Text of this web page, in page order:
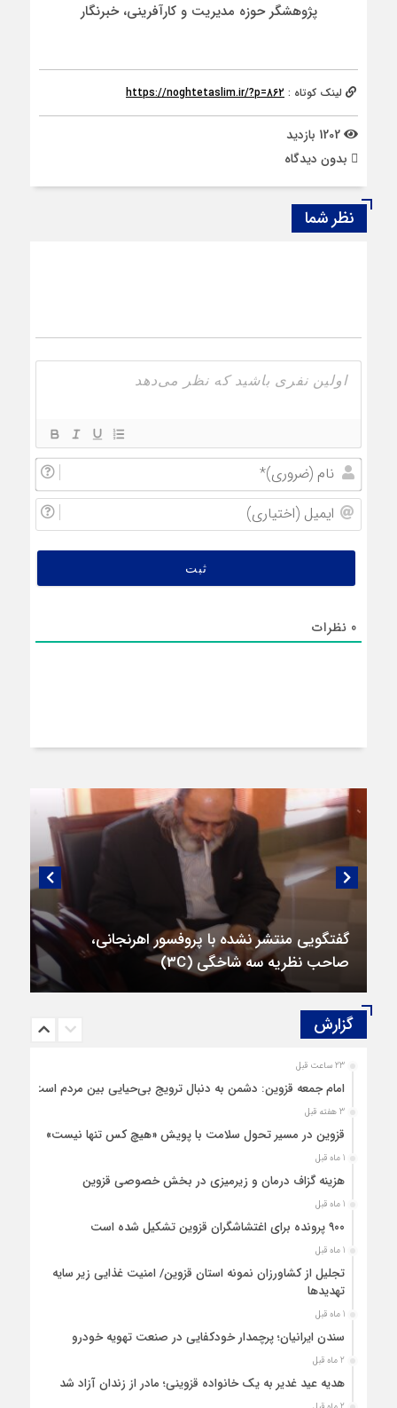
پژوهشگر حوزه مدیریت و کارآفرینی، خبرنگار
لینک کوتاه : https://noghtetaslim.ir/?p=862
بدون دیدگاه
نظر شما
0 نظرات
گفتگویی منتشر نشده با پروفسور اهرنجانی،
صاحب نظریه سه‌ شاخگی (۳C)
گزارش‌
23 ساعت قبل
امام جمعه قزوین: دشمن به دنبال ترویج بی‌حیایی بین مردم است
3 هفته قبل
قزوین در مسیر تحول سلامت با پویش «هیچ‌ کس تنها نیست»
1 ماه قبل
هزینه‌ گزاف درمان و زیرمیزی در بخش خصوصی قزوین
1 ماه قبل
۹۰۰ پرونده برای اغتشاشگران قزوین تشکیل شده است
1 ماه قبل
تجلیل از کشاورزان نمونه استان قزوین/ امنیت غذایی زیر سایه
تهدیدها
1 ماه قبل
سندن ایرانیان؛ پرچمدار خودکفایی در صنعت تهویه خودرو
2 ماه قبل
هدیه عید غدیر به یک خانواده قزوینی؛ مادر از زندان آزاد شد